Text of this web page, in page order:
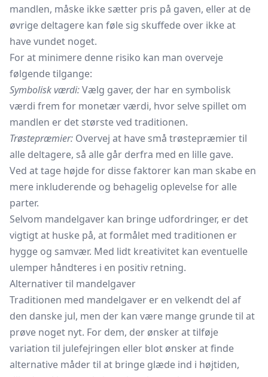
mandlen, måske ikke sætter pris på gaven, eller at de
øvrige deltagere kan føle sig skuffede over ikke at
have vundet noget.
For at minimere denne risiko kan man overveje
følgende tilgange:
Symbolisk værdi:Vælg gaver, der har en symbolisk
værdi frem for monetær værdi, hvor selve spillet om
mandlen er det største ved traditionen.
Trøstepræmier: Overvej at have små trøstepræmier til
alle deltagere, så alle går derfra med en lille gave.
Ved at tage højde for disse faktorer kan man skabe en
mere inkluderende og behagelig oplevelse for alle
parter.
Selvom mandelgaver kan bringe udfordringer, er det
vigtigt at huske på, at formålet med traditionen er
hygge og samvær. Med lidt kreativitet kan eventuelle
ulemper håndteres i en positiv retning.
Alternativer til mandelgaver
Traditionen med mandelgaver er en velkendt del af
den danske jul, men der kan være mange grunde til at
prøve noget nyt. For dem, der ønsker at tilføje
variation til julefejringen eller blot ønsker at finde
alternative måder til at bringe glæde ind i højtiden,